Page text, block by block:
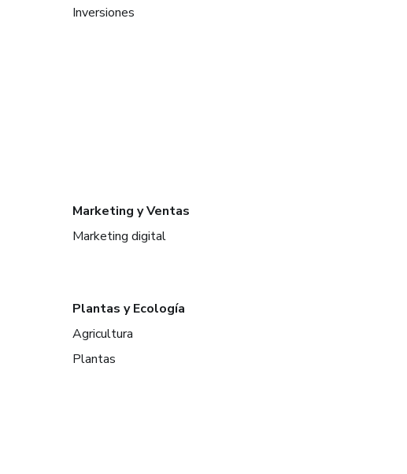
Inversiones
Marketing y Ventas
Marketing digital
Plantas y Ecología
Agricultura
Plantas